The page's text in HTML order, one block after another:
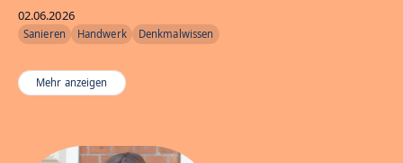
02.06.2026
Sanieren Handwerk Denkmalwissen
Mehr anzeigen